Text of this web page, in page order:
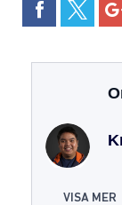
VISA MER